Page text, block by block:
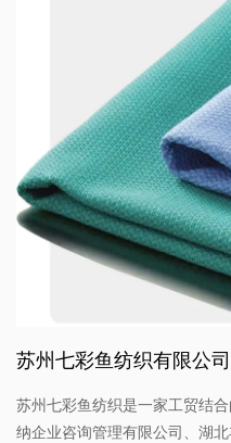
苏州七彩鱼纺织有限公司
苏州七彩鱼纺织是一家工贸结
纳企业咨询管理有限公司、湖